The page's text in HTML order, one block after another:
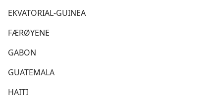
EKVATORIAL-GUINEA
FÆRØYENE
GABON
GUATEMALA
HAITI